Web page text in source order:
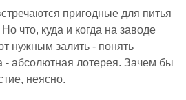
пригодные для питья
что, куда и когда на заводе
нужным залить - понять
- абсолютная лотерея. Зачем бы
неясно.